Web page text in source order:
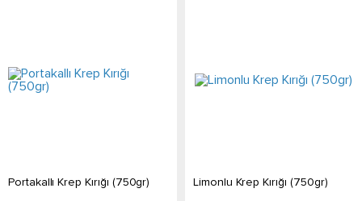
Portakallı Krep Kırığı (750gr) Limonlu Krep Kırığı (750gr)